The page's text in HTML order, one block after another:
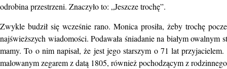
odrobina przestrzeni. Znaczyło to: „Jeszcze trochę”.
Zwykle budził się wcześnie rano. Monica prosiła, żeby trochę
najświeższych wiadomości. Podawała śniadanie na białym
mamy. To o nim napisał, że jest jego starszym o 71 lat
malowanym zegarem z datą 1805, również pochodzącym z